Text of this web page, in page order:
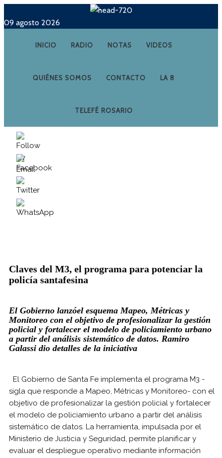
09 agosto 2026
INICIO RADIO NOTAS VIDEOS
QUIÉNES SOMOS CONTACTO LA 8
TELEFÉ ROSARIO
Claves del M3, el programa para potenciar la
policía santafesina
El Gobierno lanzóel esquema Mapeo, Métricas y
Monitoreo con el objetivo de profesionalizar la gestión
policial y fortalecer el modelo de policiamiento urbano
a partir del análisis sistemático de datos. Ramiro
Galassi dio detalles de la iniciativa
El Gobierno de Santa Fe implementa el programa M3 -
sigla que responde a Mapeo, Métricas y Monitoreo- con el
objetivo de profesionalizar la gestión policial y fortalecer
el modelo de policiamiento urbano a partir del análisis
sistemático de datos. La herramienta, impulsada por el
Ministerio de Justicia y Seguridad, permite planificar y
evaluar el despliegue operativo mediante información